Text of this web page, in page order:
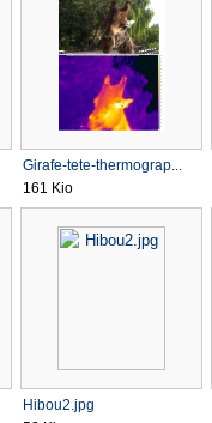
Girafe-tete-thermograp...
161 Kio
Hibou2.jpg